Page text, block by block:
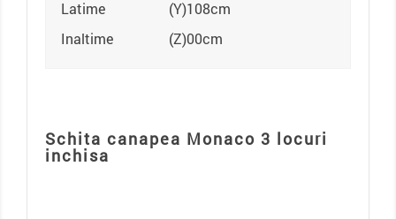
Latime
(Y)108cm
Inaltime
(Z)00cm
Schita canapea Monaco 3 locuri
inchisa